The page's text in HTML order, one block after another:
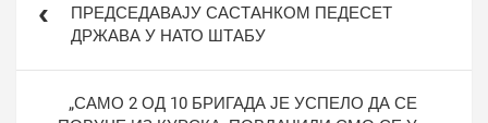
ПРЕДСЕДАВАЈУ САСТАНКОМ ПЕДЕСЕТ
ДРЖАВА У НАТО ШТАБУ
„САМО 2 ОД 10 БРИГАДА ЈЕ УСПЕЛО ДА СЕ